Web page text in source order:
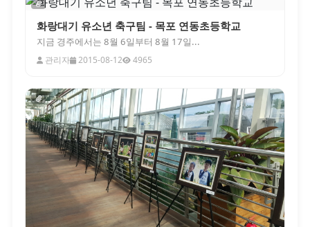
화랑대기 유소년 축구팀 - 목포 연동초등학교
지금 경주에서는 8월 6일부터 8월 17일...
관리자 2015-08-12 4965